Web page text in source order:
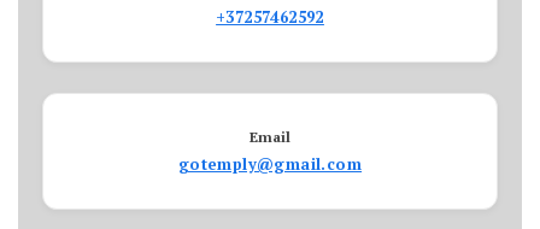
+37257462592
Email
gotemply@gmail.com